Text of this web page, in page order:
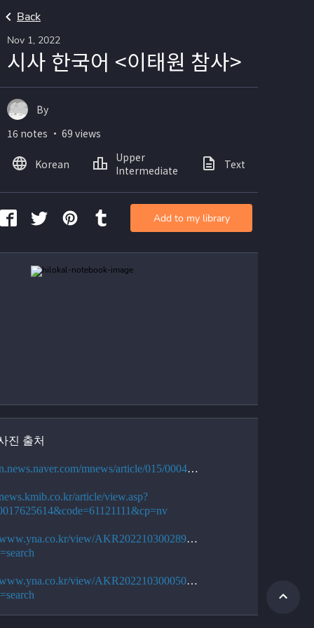
Back
Nov 1, 2022
시사 한국어 <이태원 참사>
진 출처
mnews/article/015/000476943
article/view.asp?
view/AKR20221030028951004?
view/AKR20221030005051004?
By
16 notes ・ 69 views
Korean
Upper
Intermediate
Text
Add to my library